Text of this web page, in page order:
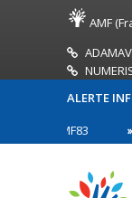
AMF
ALERTE
première ligne